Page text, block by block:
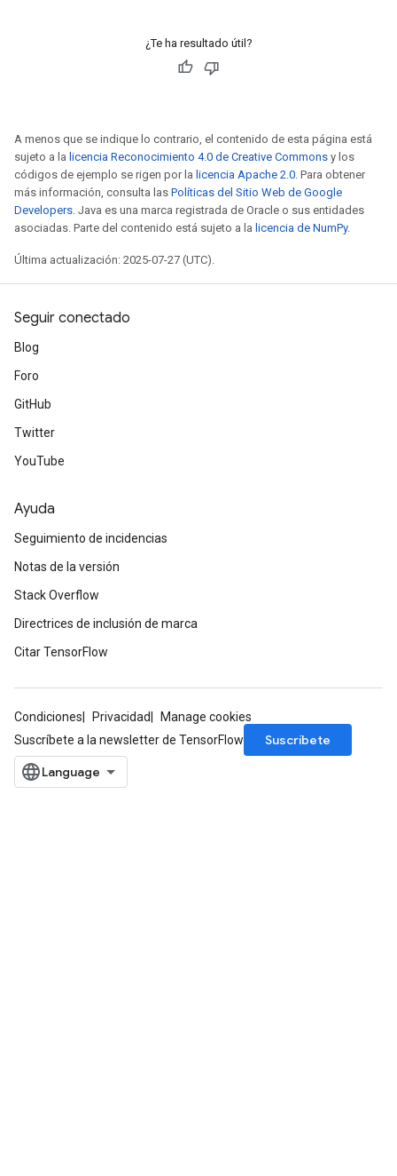
¿Te ha resultado útil?
A menos que se indique lo contrario, el contenido de esta página está
sujeto a la licencia Reconocimiento 4.0 de Creative Commons y los
códigos de ejemplo se rigen por la licencia Apache 2.0. Para obtener
más información, consulta las Políticas del Sitio Web de Google
Developers. Java es una marca registrada de Oracle o sus entidades
asociadas. Parte del contenido está sujeto a la licencia de NumPy.
Última actualización: 2025-07-27 (UTC).
Seguir conectado
Blog
Foro
GitHub
Twitter
YouTube
Ayuda
Seguimiento de incidencias
Notas de la versión
Stack Overflow
Directrices de inclusión de marca
Citar TensorFlow
Condiciones Privacidad
Manage cookies
Suscríbete a la newsletter de TensorFlow
Suscríbete